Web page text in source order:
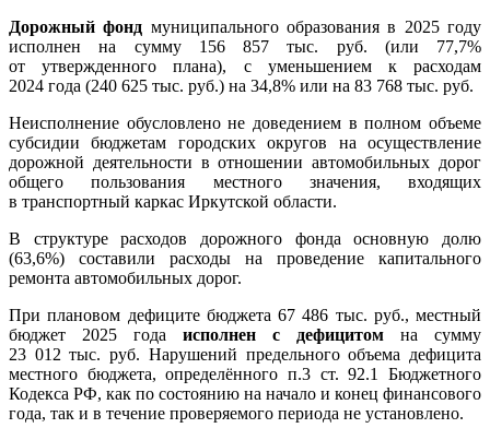
Дорожный фонд муниципального образования в 2025 году
исполнен на сумму 156 857 тыс. руб. (или 77,7%
от утвержденного плана), с уменьшением к расходам
2024 года (240 625 тыс. руб.) на 34,8% или на 83 768 тыс. руб.
Неисполнение обусловлено не доведением в полном объеме
субсидии бюджетам городских округов на осуществление
дорожной деятельности в отношении автомобильных дорог
общего пользования местного значения, входящих
в транспортный каркас Иркутской области.
В структуре расходов дорожного фонда основную долю
(63,6%) составили расходы на проведение капитального
ремонта автомобильных дорог.
При плановом дефиците бюджета 67 486 тыс. руб., местный
бюджет 2025 года исполнен с дефицитом на сумму
23 012 тыс. руб. Нарушений предельного объема дефицита
местного бюджета, определённого п.3 ст. 92.1 Бюджетного
Кодекса РФ, как по состоянию на начало и конец финансового
года, так и в течение проверяемого периода не установлено.